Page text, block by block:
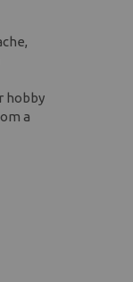
hobby
a